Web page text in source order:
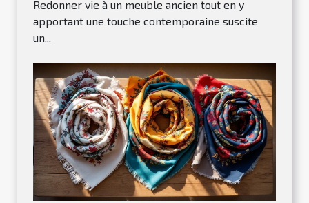
Redonner vie à un meuble ancien tout en y
apportant une touche contemporaine suscite
un...